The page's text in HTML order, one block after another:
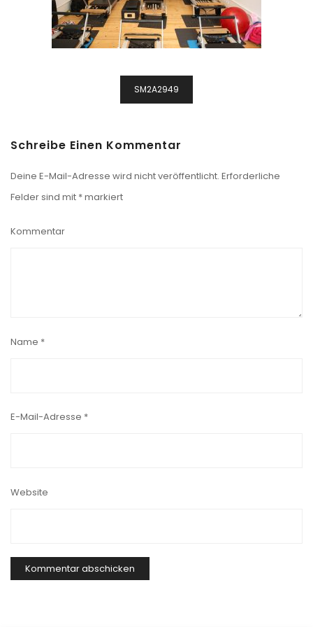
BeitragsnavigationSM2A2949
Schreibe Einen Kommentar
Deine E-Mail-Adresse wird nicht veröffentlicht. Erforderliche
Felder sind mit *markiert
Kommentar
Name *
E-Mail-Adresse *
Website